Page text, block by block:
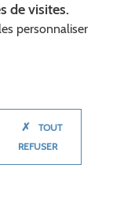
de visites.
personnaliser
✗
TOUT
REFUSER